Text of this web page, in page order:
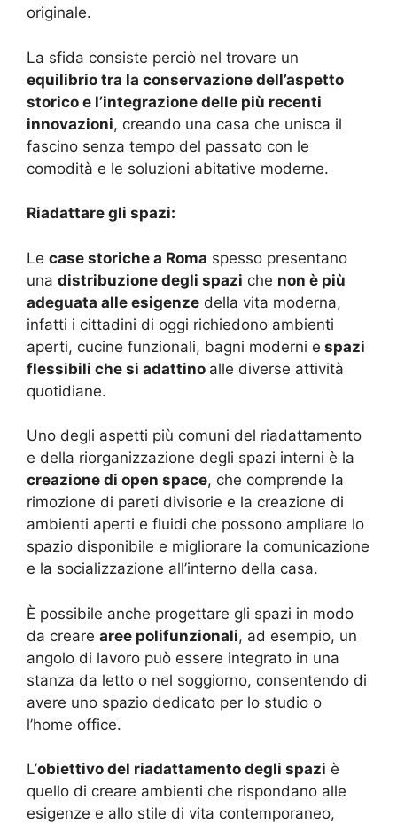
originale.
La sfida consiste perciò nel trovare un
equilibrio tra la conservazione dell’aspetto
storico e l’integrazione delle più recenti
innovazioni, creando una casa che unisca il
fascino senza tempo del passato con le
comodità e le soluzioni abitative moderne.
Riadattare gli spazi:
Le case storiche a Roma spesso presentano
una distribuzione degli spazi che non è più
adeguata alle esigenze della vita moderna,
infatti i cittadini di oggi richiedono ambienti
aperti, cucine funzionali, bagni moderni e spazi
flessibili che si adattino alle diverse attività
quotidiane.
Uno degli aspetti più comuni del riadattamento
e della riorganizzazione degli spazi interni è la
creazione di open space, che comprende la
rimozione di pareti divisorie e la creazione di
ambienti aperti e fluidi che possono ampliare lo
spazio disponibile e migliorare la comunicazione
e la socializzazione all’interno della casa.
È possibile anche progettare gli spazi in modo
da creare aree polifunzionali, ad esempio, un
angolo di lavoro può essere integrato in una
stanza da letto o nel soggiorno, consentendo di
avere uno spazio dedicato per lo studio o
l’home office.
L’obiettivo del riadattamento degli spazi è
quello di creare ambienti che rispondano alle
esigenze e allo stile di vita contemporaneo,